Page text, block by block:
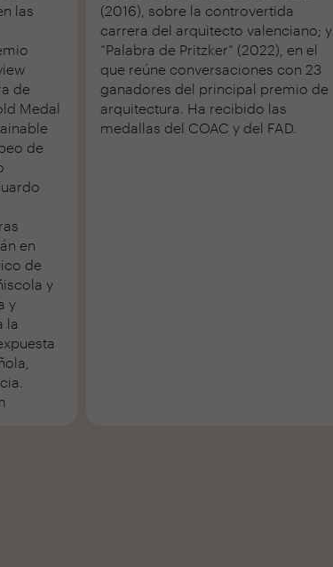
las
de
Medal
de
en
de
y
y
la
(2016), sobre la controvertida
carrera del arquitecto valenciano; y
“Palabra de Pritzker” (2022), en el
que reúne conversaciones con 23
ganadores del principal premio de
arquitectura. Ha recibido las
medallas del COAC y del FAD.